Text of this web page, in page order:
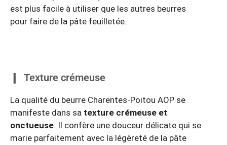
est plus facile à utiliser que les autres beurres
pour faire de la pâte feuilletée.
Texture crémeuse
La qualité du beurre Charentes-Poitou AOP se
manifeste dans sa texture crémeuse et
onctueuse. Il confère une douceur délicate qui se
marie parfaitement avec la légèreté de la pâte